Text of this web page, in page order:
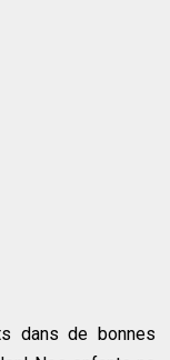
dans de bonnes